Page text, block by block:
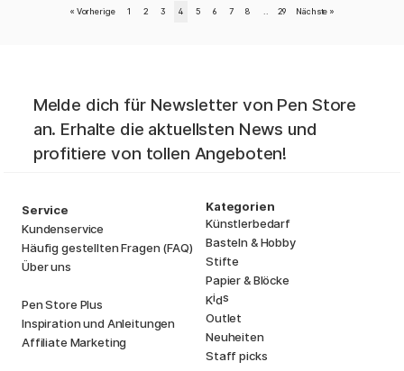
« Vorherige 1 2 3 4 5 6 7 8 29 Nächste »
Melde dich für Newsletter von Pen Store
an. Erhalte die aktuellsten News und
profitiere von tollen Angeboten!
Service
Kundenservice
Häufig gestellten Fragen (FAQ)
Über uns
Pen Store Plus
Inspiration und Anleitungen
Affiliate Marketing
Kategorien
Künstlerbedarf
Basteln & Hobby
Stifte
Papier & Blöcke
Kids
Outlet
Neuheiten
Staff picks